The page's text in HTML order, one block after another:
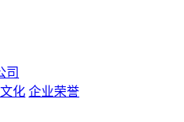
司
化 企业荣誉